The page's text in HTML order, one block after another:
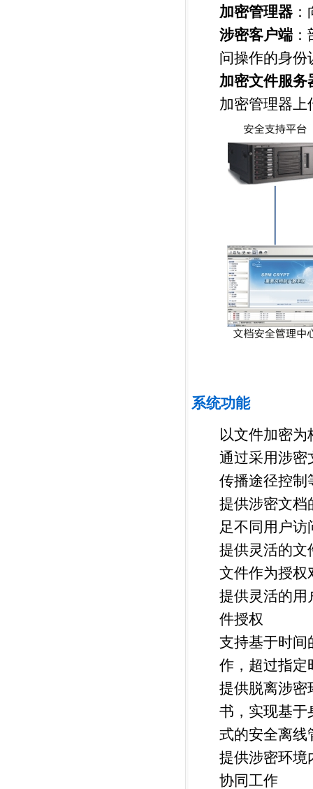
加密管理器
涉密客户端
问操作的身份
加密文件服务
加密管理器上
系统功能
以文件加密
通过采用涉密
传播途径控制
提供涉密文档
足不同用户
提供灵活的文
文件作为授权
提供灵活的用
件授权
支持基于时间
作，超过指定
提供脱离涉密
书，实现基于
式的安全离线
提供涉密环境
协同工作